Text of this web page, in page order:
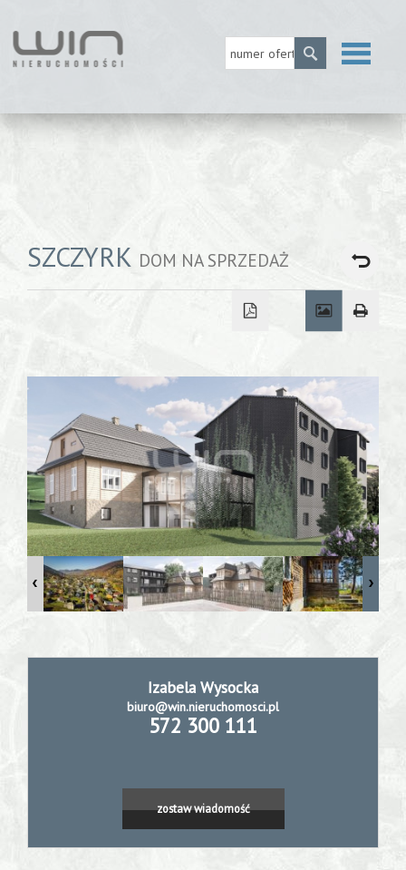
Strona
MLS
extra
Home
staging
SZCZYRK DOM NA SPRZEDAŻ
Izabela Wysocka
biuro@win.nieruchomosci.pl
572 300 111
zostaw wiadomość